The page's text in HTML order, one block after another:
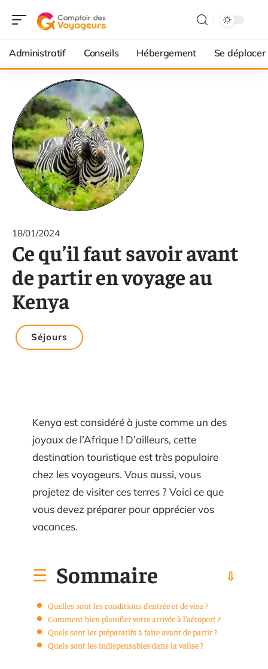
Administratif Conseils Hébergement Se déplacer
18/01/2024
Ce qu’il faut savoir avant
de partir en voyage au
Kenya
Séjours
Kenya est considéré à juste comme un des
joyaux de l’Afrique ! D’ailleurs, cette
destination touristique est très populaire
chez les voyageurs. Vous aussi, vous
projetez de visiter ces terres ? Voici ce que
vous devez préparer pour apprécier vos
vacances.
Sommaire
Quelles sont les conditions d’entrée et de visa ?
Comment bien planifier votre arrivée à l’aéroport ?
Quels sont les préparatifs à faire avant de partir ?
Quels sont les indispensables dans la valise ?